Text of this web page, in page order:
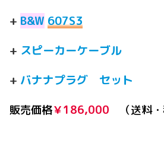
+ B&W 607S3
+ スピーカーケーブル
+ バナナプラグ セット
販売価格￥186,000 （送料